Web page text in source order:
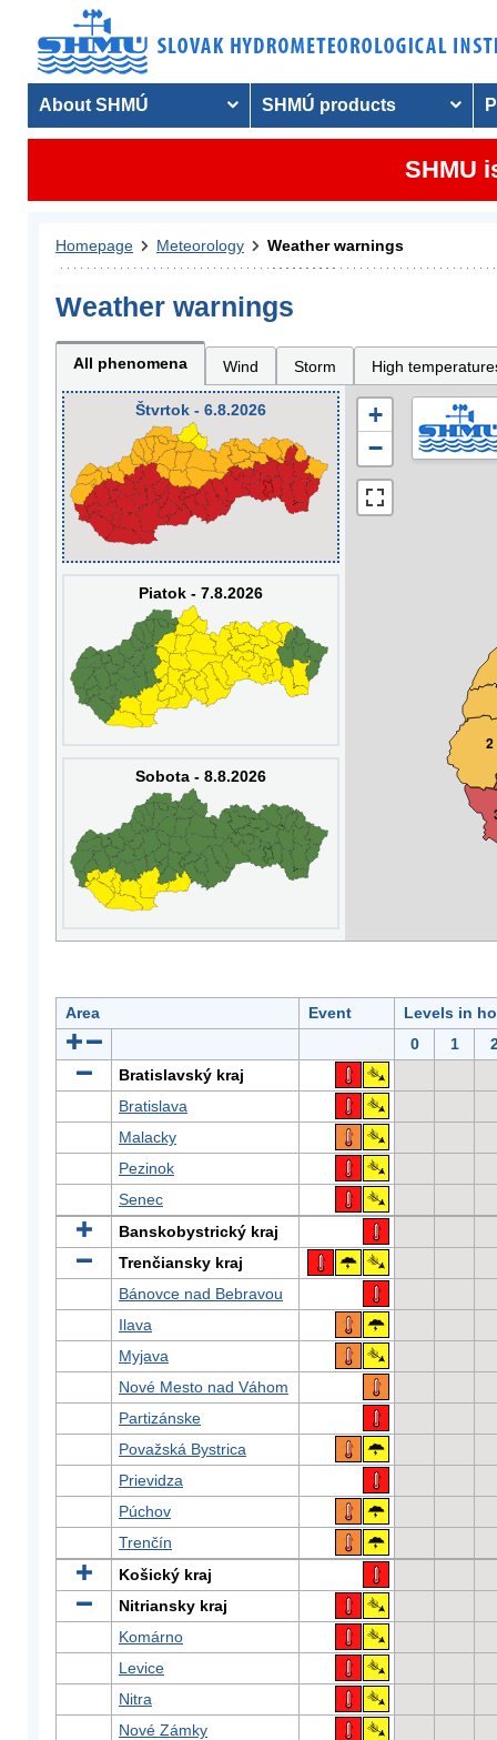
About SHMÚ SHMÚ products
SHMU
Homepage Meteorology Weather warnings
Weather warnings
All phenomena Wind Storm High
Štvrtok - 6.8.2026
Piatok - 7.8.2026
Sobota - 8.8.2026
2
+
−
Area Event
Levels in
0
1
Bratislavský kraj
Bratislava
Malacky
Pezinok
Senec
Banskobystrický kraj
Trenčiansky kraj
Bánovce nad Bebravou
Ilava
Myjava
Nové Mesto nad Váhom
Partizánske
Považská Bystrica
Prievidza
Púchov
Trenčín
Košický kraj
Nitriansky kraj
Komárno
Levice
Nitra
Nové Zámky